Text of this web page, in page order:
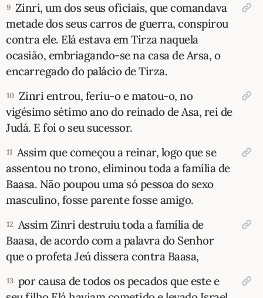
9 Zinri, um dos seus oficiais, que comandava
metade dos seus carros de guerra, conspirou
contra ele. Elá estava em Tirza naquela
ocasião, embriagando-se na casa de Arsa, o
encarregado do palácio de Tirza.
10 Zinri entrou, feriu-o e matou-o, no
vigésimo sétimo ano do reinado de Asa, rei de
Judá. E foi o seu sucessor.
11 Assim que começou a reinar, logo que se
assentou no trono, eliminou toda a família de
Baasa. Não poupou uma só pessoa do sexo
masculino, fosse parente fosse amigo.
12 Assim Zinri destruiu toda a família de
Baasa, de acordo com a palavra do Senhor
que o profeta Jeú dissera contra Baasa,
13 por causa de todos os pecados que este e